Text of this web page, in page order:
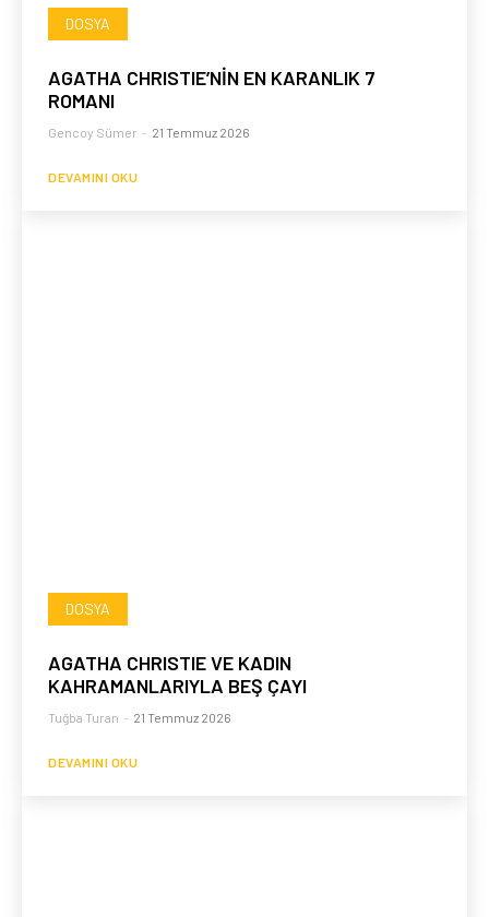
DOSYA
AGATHA CHRISTIE’NİN EN KARANLIK 7
ROMANI
Gencoy Sümer - 21 Temmuz 2026
DEVAMINI OKU
DOSYA
AGATHA CHRISTIE VE KADIN
KAHRAMANLARIYLA BEŞ ÇAYI
Tuğba Turan - 21 Temmuz 2026
DEVAMINI OKU